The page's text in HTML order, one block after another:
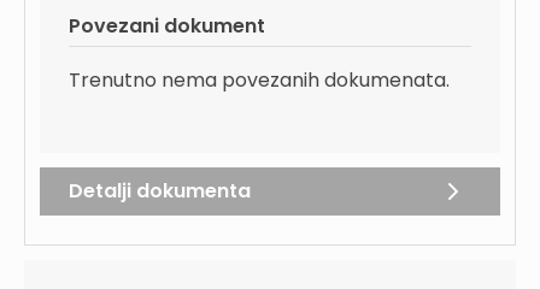
Povezani dokument
Trenutno nema povezanih dokumenata.
Detalji dokumenta